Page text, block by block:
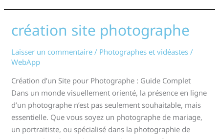
création site photographe
Laisser un commentaire / Photographes et vidéastes /
WebApp
Création d’un Site pour Photographe : Guide Complet
Dans un monde visuellement orienté, la présence en ligne
d’un photographe n’est pas seulement souhaitable, mais
essentielle. Que vous soyez un photographe de mariage,
un portraitiste, ou spécialisé dans la photographie de
création
site
photographe